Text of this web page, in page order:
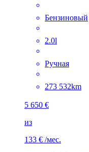
Бензиновый
2.0l
Ручная
273 532km
5 650 €
из
133 € /мес.